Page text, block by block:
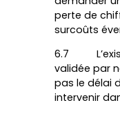
perte de
surcoûts
6.7
validée par
pas le délai
intervenir